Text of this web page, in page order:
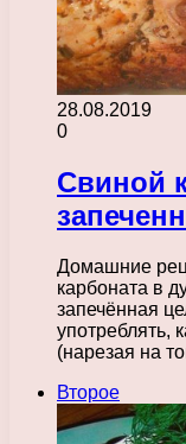
28.08.2019
0
Свиной
Домашние
карбоната в
запечённая
употреблять,
(нарезая на
Второе